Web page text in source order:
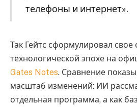
телефоны и интернет».
Так Гейтс сформулировал
технологической эпохе на
Gates Notes. Сравнение
масштаб изменений: ИИ
отдельная программа, а как